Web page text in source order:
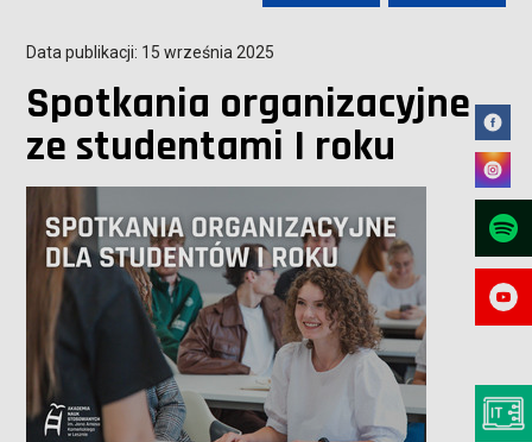
Data publikacji: 15 września 2025
Spotkania organizacyjne
ze studentami I roku